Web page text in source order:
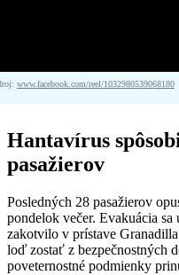
www.facebook.com/reel/1032980539068180
Hantavírus
pasažierov
Posledných 28 pasažierov
pondelok večer. Evakuácia
zakotvilo v prístave
loď zostať z bezpečnostných
poveternostné podmienky